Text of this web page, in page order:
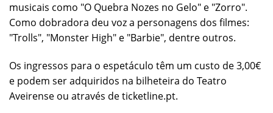
musicais como "O Quebra Nozes no Gelo" e "Zorro".
Como dobradora deu voz a personagens dos filmes:
"Trolls", "Monster High" e "Barbie", dentre outros.
Os ingressos para o espetáculo têm um custo de 3,00€
e podem ser adquiridos na bilheteira do Teatro
Aveirense ou através de ticketline.pt.